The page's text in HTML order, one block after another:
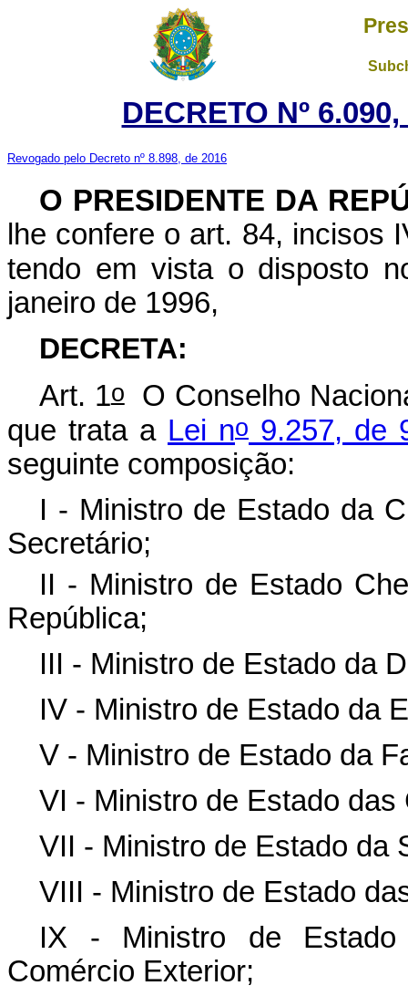
DECRETO Nº
Revogado pelo Decreto nº 8.898, de 2016
O PRESIDENTE DA
lhe confere o art. 84, incisos
tendo em vista o disposto
janeiro de 1996,
DECRETA:
Art. 1oO Conselho
que trata a Lei no 9.257, de
seguinte composição:
I - Ministro de Estado da
Secretário;
II - Ministro de Estado
República;
III - Ministro de Estado da
IV - Ministro de Estado da
V - Ministro de Estado da
VI - Ministro de Estado das
VII - Ministro de Estado da
VIII - Ministro de Estado
IX - Ministro de Estado
Comércio Exterior;